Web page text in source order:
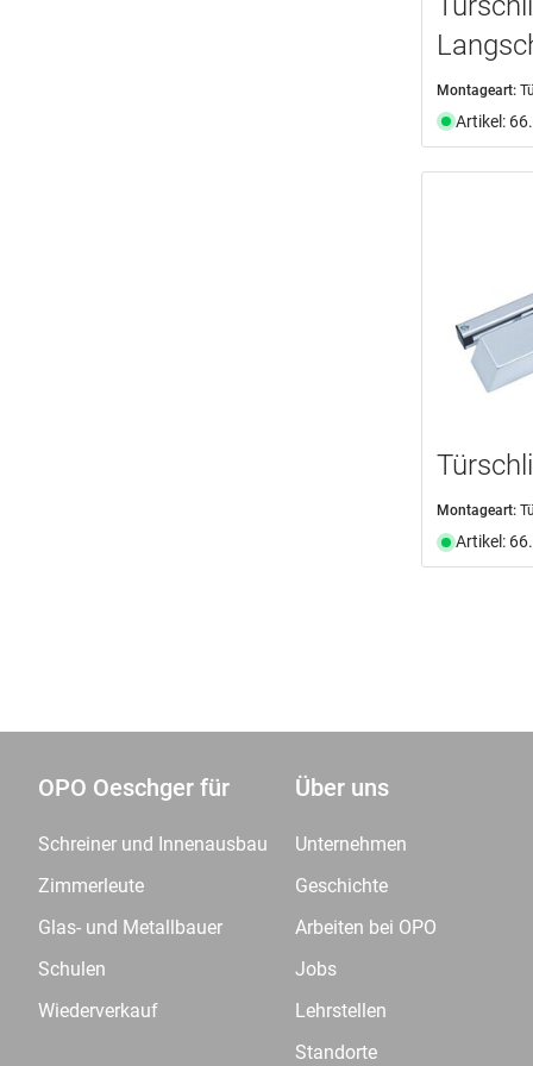
Montageart:
Artikel:
Montageart:
Artikel:
OPO Oeschger für
Schreiner und Innenausbau
Zimmerleute
Glas- und Metallbauer
Schulen
Wiederverkauf
Über uns
Unternehmen
Geschichte
Arbeiten bei OPO
Jobs
Lehrstellen
Standorte